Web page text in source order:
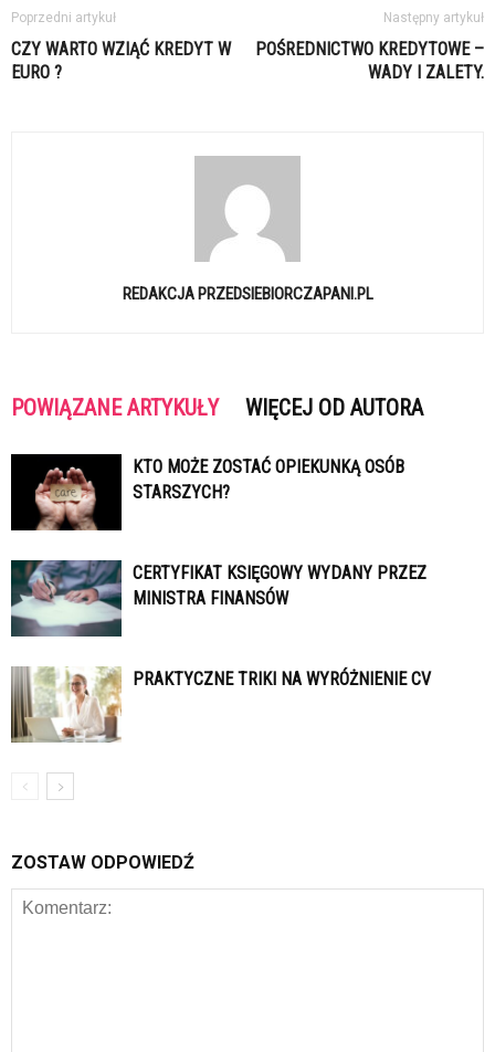
Poprzedni artykuł
CZY WARTO WZIĄĆ KREDYT W
EURO ?
Następny artykuł
POŚREDNICTWO KREDYTOWE –
WADY I ZALETY.
REDAKCJA PRZEDSIEBIORCZAPANI.PL
POWIĄZANE ARTYKUŁY WIĘCEJ OD AUTORA
KTO MOŻE ZOSTAĆ OPIEKUNKĄ OSÓB
STARSZYCH?
CERTYFIKAT KSIĘGOWY WYDANY PRZEZ
MINISTRA FINANSÓW
PRAKTYCZNE TRIKI NA WYRÓŻNIENIE CV
ZOSTAW ODPOWIEDŹ